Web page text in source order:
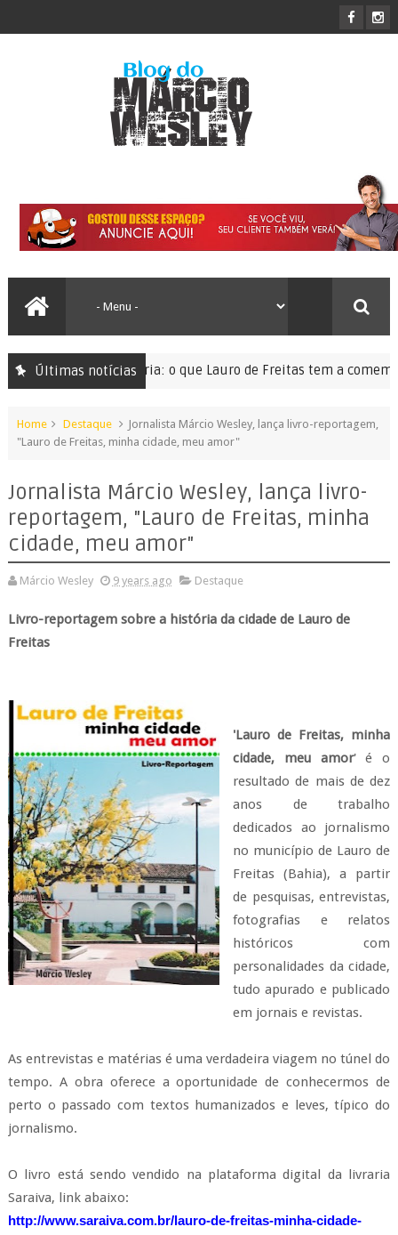
Últimas notícias
sem memória: o que Lauro de Freitas tem a comemorar?
Home Destaque
Jornalista Márcio Wesley, lança livro-reportagem,
"Lauro de Freitas, minha cidade, meu amor"
Jornalista Márcio Wesley, lança livro-
reportagem, "Lauro de Freitas, minha
cidade, meu amor"
Márcio Wesley 9 years ago Destaque
Livro-reportagem sobre a história da cidade de Lauro de
Freitas
'Lauro de Freitas, minha
cidade, meu amor' é o
resultado de mais de dez
anos de trabalho
dedicados ao jornalismo
no município de Lauro de
Freitas (Bahia), a partir
de pesquisas, entrevistas,
fotografias e relatos
históricos com
personalidades da cidade,
tudo apurado e publicado
em jornais e revistas.
As entrevistas e matérias é uma verdadeira viagem no túnel do
tempo. A obra oferece a oportunidade de conhecermos de
perto o passado com textos humanizados e leves, típico do
jornalismo.
O livro está sendo vendido na plataforma digital da livraria
Saraiva, link abaixo:
http://www.saraiva.com.br/lauro-de-freitas-minha-cidade-